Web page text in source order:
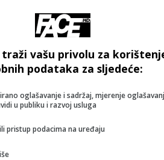
gledajte u sljedećim terminima: 25.
od 18 sati i 30. maja od 9 sati.
- OGLAS -
okuplja najbolje evropske
po brzoj i dinamičnoj igri, velikom
traži vašu privolu za
podataka za sljedeće:
oglašavanje i sadržaj, mjerenje
u publiku i razvoj usluga
pristup podacima na uređaju